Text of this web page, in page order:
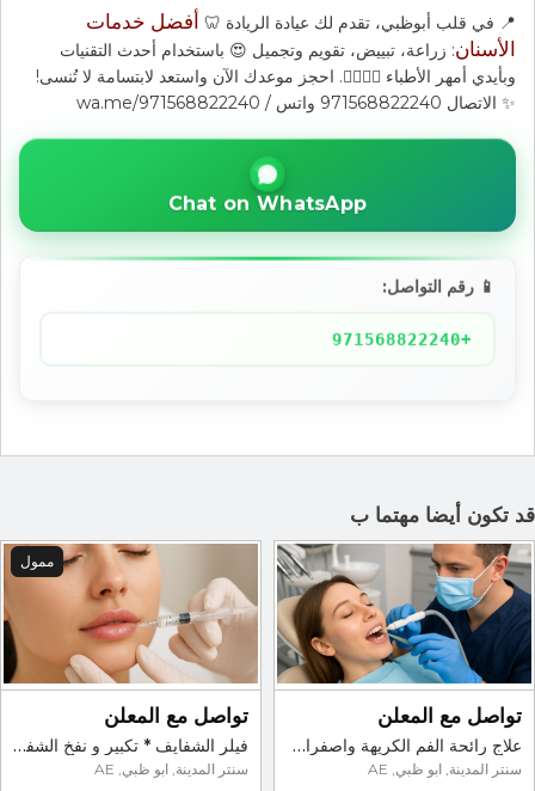
📍 في قلب أبوظبي، تقدم لك عيادة الريادة 🦷 أفضل خدمات
الأسنان: زراعة، تبييض، تقويم وتجميل 😍 باستخدام أحدث التقنيات
وبأيدي أمهر الأطباء 👨‍⚕️👩‍⚕️. احجز موعدك الآن واستعد لابتسامة لا تُنسى!
✨ الاتصال 971568822240 واتس / wa.me/971568822240
Chat on WhatsApp
📱 رقم التواصل:
+971568822240
تكون أيضا مهتما ب
تواصل مع المعلن
علاج رائحة الفم الكريهة واصفرار الأسنان
سنتر المدينة, ابو ظبي, AE
ممول
تواصل مع المعلن
فيلر الشفايف * تكبير و نفخ الشفايف -ابوظبي * عيادة الريادة
سنتر المدينة, ابو ظبي, AE